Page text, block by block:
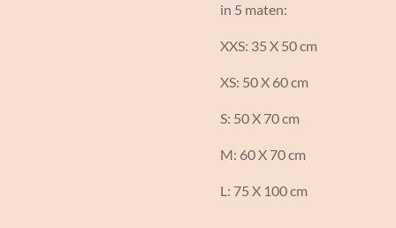
in 5 maten:
XXS: 35 X 50 cm
XS: 50 X 60 cm
S: 50 X 70 cm
M: 60 X 70 cm
L: 75 X 100 cm